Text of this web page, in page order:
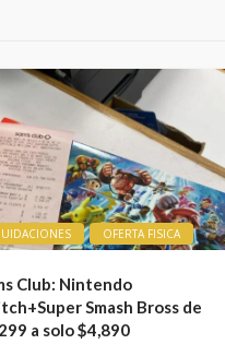
OFERTA FISICA
Club: Nintendo
Smash Bross de
a solo $4,890